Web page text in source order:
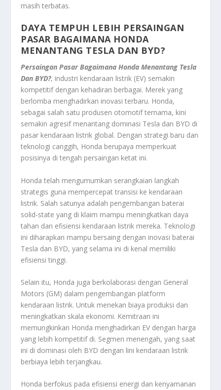
masih terbatas.
DAYA TEMPUH LEBIH PERSAINGAN
PASAR BAGAIMANA HONDA
MENANTANG TESLA DAN BYD?
Persaingan Pasar Bagaimana Honda Menantang Tesla
Dan BYD?, industri kendaraan listrik (EV) semakin
kompetitif dengan kehadiran berbagai. Merek yang
berlomba menghadirkan inovasi terbaru. Honda,
sebagai salah satu produsen otomotif ternama, kini
semakin agresif menantang dominasi Tesla dan BYD di
pasar kendaraan listrik global. Dengan strategi baru dan
teknologi canggih, Honda berupaya memperkuat
posisinya di tengah persaingan ketat ini.
Honda telah mengumumkan serangkaian langkah
strategis guna mempercepat transisi ke kendaraan
listrik. Salah satunya adalah pengembangan baterai
solid-state yang di klaim mampu meningkatkan daya
tahan dan efisiensi kendaraan listrik mereka. Teknologi
ini diharapkan mampu bersaing dengan inovasi baterai
Tesla dan BYD, yang selama ini di kenal memiliki
efisiensi tinggi.
Selain itu, Honda juga berkolaborasi dengan General
Motors (GM) dalam pengembangan platform
kendaraan listrik. Untuk menekan biaya produksi dan
meningkatkan skala ekonomi. Kemitraan ini
memungkinkan Honda menghadirkan EV dengan harga
yang lebih kompetitif di. Segmen menengah, yang saat
ini di dominasi oleh BYD dengan lini kendaraan listrik
berbiaya lebih terjangkau.
Honda berfokus pada efisiensi energi dan kenyamanan